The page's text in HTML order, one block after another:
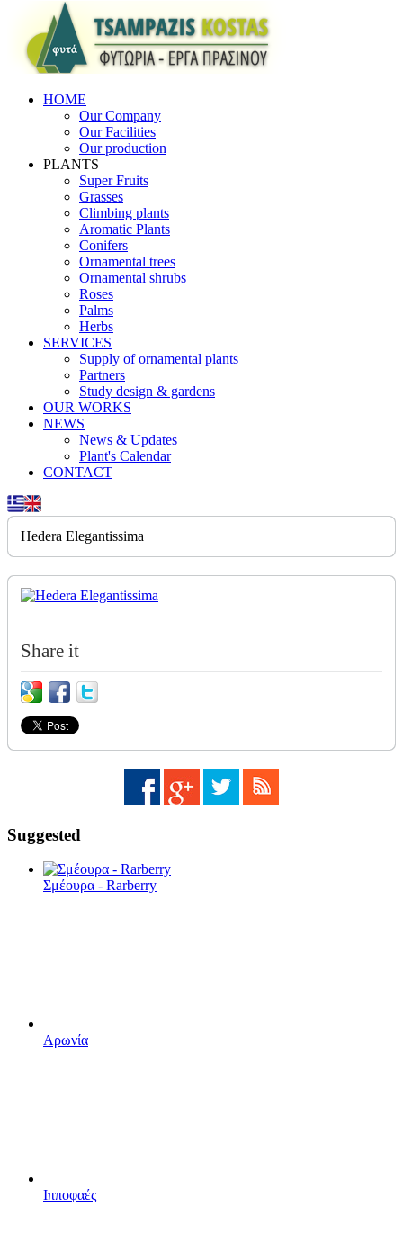
HOME
Our Company
Our Facilities
Our production
PLANTS
Super Fruits
Grasses
Climbing plants
Aromatic Plants
Conifers
Ornamental trees
Ornamental shrubs
Roses
Palms
Herbs
SERVICES
Supply of ornamental plants
Partners
Study design & gardens
OUR WORKS
NEWS
News & Updates
Plant's Calendar
CONTACT
Hedera Elegantissima
Share it
Suggested
Σμέουρα - Rarberry
Αρωνία
Ιπποφαές